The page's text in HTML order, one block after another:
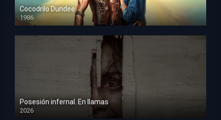
Cocodrilo Dundee
1986
HD 1080p
Posesión infernal. En llamas
2026
HD 1080p